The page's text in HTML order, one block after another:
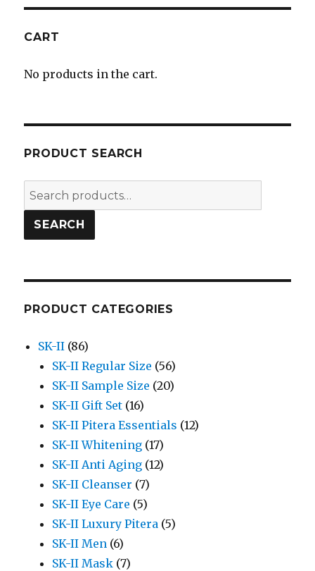
CART
No products in the cart.
PRODUCT SEARCH
Search
for:
SEARCH
PRODUCT CATEGORIES
SK-II (86)
SK-II Regular Size (56)
SK-II Sample Size (20)
SK-II Gift Set (16)
SK-II Pitera Essentials (12)
SK-II Whitening (17)
SK-II Anti Aging (12)
SK-II Cleanser (7)
SK-II Eye Care (5)
SK-II Luxury Pitera (5)
SK-II Men (6)
SK-II Mask (7)